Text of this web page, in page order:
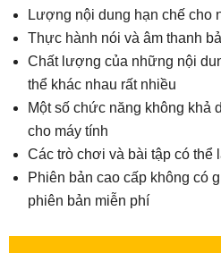
Lượng nội dung hạn chế cho
Thực hành nói và âm thanh
Chất lượng của những nội
thể khác nhau rất nhiều
Một số chức năng không khả
cho máy tính
Các trò chơi và bài tập có thể
Phiên bản cao cấp không có
phiên bản miễn phí